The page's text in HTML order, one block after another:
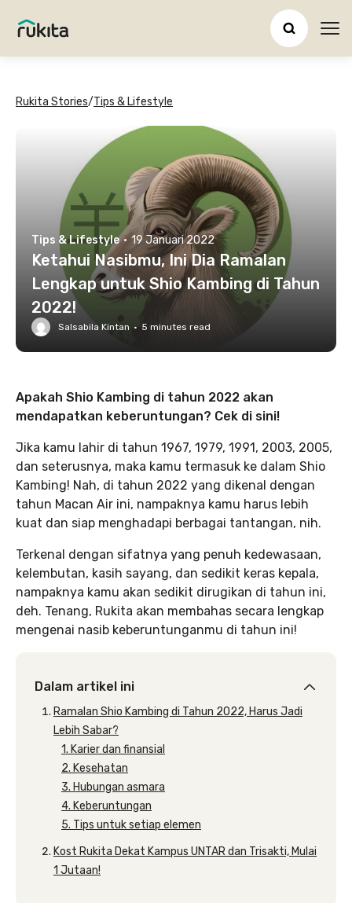
Rukita Stories/Tips & Lifestyle
Tips & Lifestyle · 19 Januari 2022
Ketahui Nasibmu, Ini Dia Ramalan
Lengkap untuk Shio Kambing di Tahun
2022!
Salsabila Kintan · 5 minutes read
Apakah Shio Kambing di tahun 2022 akan
mendapatkan keberuntungan? Cek di sini!
Jika kamu lahir di tahun 1967, 1979, 1991, 2003, 2005,
dan seterusnya, maka kamu termasuk ke dalam Shio
Kambing! Nah, di tahun 2022 yang dikenal dengan
tahun Macan Air ini, nampaknya kamu harus lebih
kuat dan siap menghadapi berbagai tantangan, nih.
Terkenal dengan sifatnya yang penuh kedewasaan,
kelembutan, kasih sayang, dan sedikit keras kepala,
nampaknya kamu akan sedikit dirugikan di tahun ini,
deh. Tenang, Rukita akan membahas secara lengkap
mengenai nasib keberuntunganmu di tahun ini!
Dalam artikel ini
Ramalan Shio Kambing di Tahun 2022, Harus Jadi
Lebih Sabar?
1. Karier dan finansial
2. Kesehatan
3. Hubungan asmara
4. Keberuntungan
5. Tips untuk setiap elemen
Kost Rukita Dekat Kampus UNTAR dan Trisakti, Mulai
1 Jutaan!